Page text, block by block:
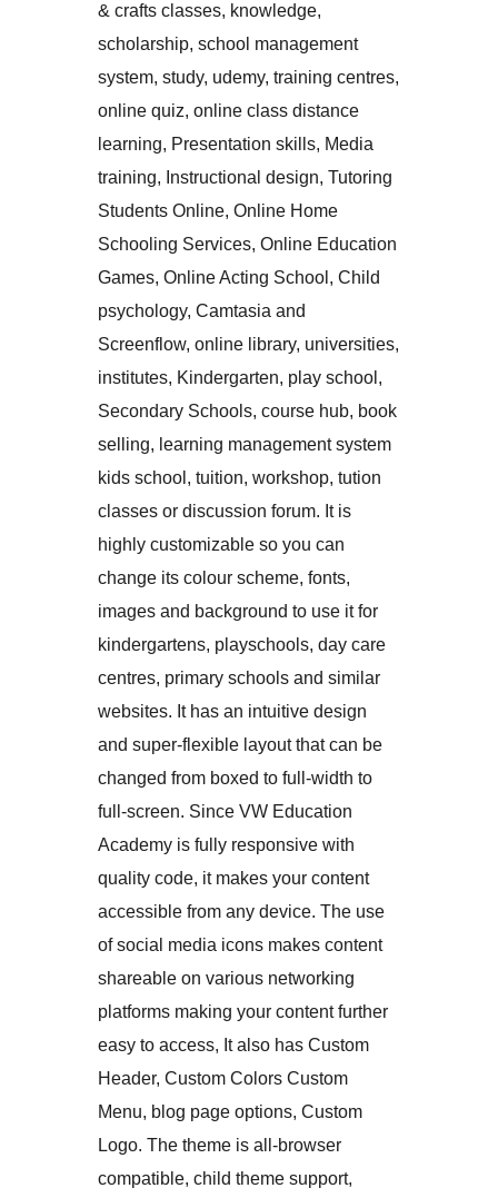
& crafts classes, knowledge,
scholarship, school management
system, study, udemy, training centres,
online quiz, online class distance
learning, Presentation skills, Media
training, Instructional design, Tutoring
Students Online, Online Home
Schooling Services, Online Education
Games, Online Acting School, Child
psychology, Camtasia and
Screenflow, online library, universities,
institutes, Kindergarten, play school,
Secondary Schools, course hub, book
selling, learning management system
kids school, tuition, workshop, tution
classes or discussion forum. It is
highly customizable so you can
change its colour scheme, fonts,
images and background to use it for
kindergartens, playschools, day care
centres, primary schools and similar
websites. It has an intuitive design
and super-flexible layout that can be
changed from boxed to full-width to
full-screen. Since VW Education
Academy is fully responsive with
quality code, it makes your content
accessible from any device. The use
of social media icons makes content
shareable on various networking
platforms making your content further
easy to access, It also has Custom
Header, Custom Colors Custom
Menu, blog page options, Custom
Logo. The theme is all-browser
compatible, child theme support,